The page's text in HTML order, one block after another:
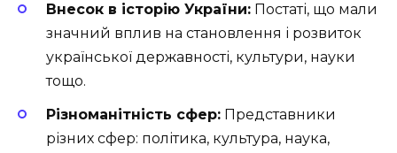
Внесок в історію України: Постаті, що мали
значний вплив на становлення і розвиток
української державності, культури, науки
тощо.
Різноманітність сфер: Представники
різних сфер: політика, культура, наука,